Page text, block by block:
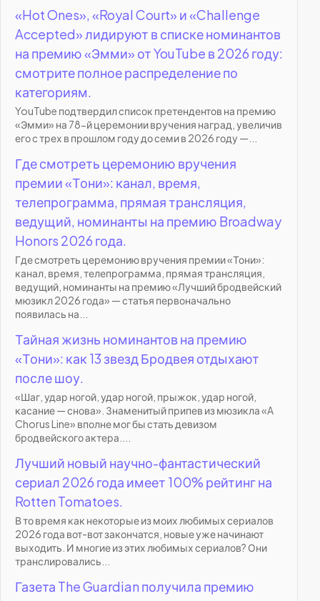
«Hot Ones», «Royal Court» и «Challenge
Accepted» лидируют в списке номинантов
на премию «Эмми» от YouTube в 2026 году:
смотрите полное распределение по
категориям.
YouTube подтвердил список претендентов на премию
«Эмми» на 78-й церемонии вручения наград, увеличив
его с трех в прошлом году до семи в 2026 году —...
Где смотреть церемонию вручения
премии «Тони»: канал, время,
телепрограмма, прямая трансляция,
ведущий, номинанты на премию Broadway
Honors 2026 года.
Где смотреть церемонию вручения премии «Тони»:
канал, время, телепрограмма, прямая трансляция,
ведущий, номинанты на премию «Лучший бродвейский
мюзикл 2026 года» — статья первоначально
появилась на...
Тайная жизнь номинантов на премию
«Тони»: как 13 звезд Бродвея отдыхают
после шоу.
«Шаг, удар ногой, удар ногой, прыжок, удар ногой,
касание — снова». Знаменитый припев из мюзикла «A
Chorus Line» вполне мог бы стать девизом
бродвейского актера....
Лучший новый научно-фантастический
сериал 2026 года имеет 100% рейтинг на
Rotten Tomatoes.
В то время как некоторые из моих любимых сериалов
2026 года вот-вот закончатся, новые уже начинают
выходить. И многие из этих любимых сериалов? Они
транслировались...
Газета The Guardian получила премию